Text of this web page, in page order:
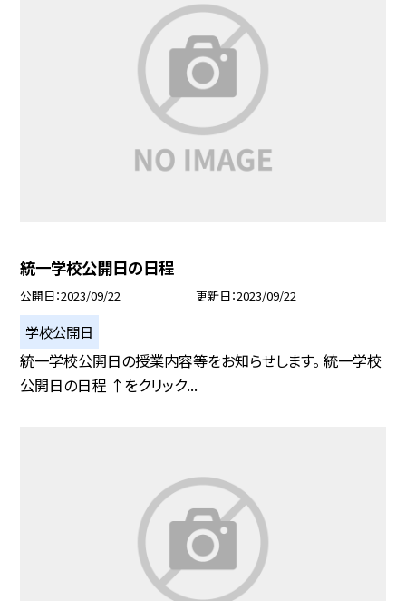
統一学校公開日の日程
公開日 2023/09/22 更新日 2023/09/22
学校公開日
統一学校公開日の授業内容等をお知らせします。 統一学校
公開日の日程 ↑をクリック...